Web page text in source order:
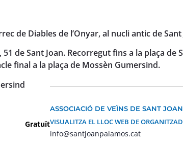
de Diables de l’Onyar, al nucli antic de Sant
de Sant Joan. Recorregut fins a la plaça de
final a la plaça de Mossèn Gumersind.
Gratuït
ASSOCIACIÓ DE VEÏNS DE SANT
VISUALITZA EL LLOC WEB DE
info@santjoanpalamos.cat